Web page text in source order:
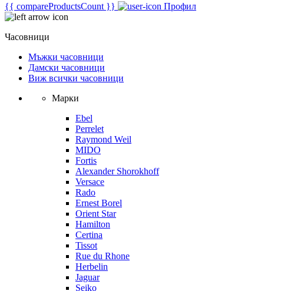
{{ compareProductsCount }}
Профил
Часовници
Мъжки часовници
Дамски часовници
Виж всички часовници
Марки
Ebel
Perrelet
Raymond Weil
MIDO
Fortis
Alexander Shorokhoff
Versace
Rado
Ernest Borel
Orient Star
Hamilton
Certina
Tissot
Rue du Rhone
Herbelin
Jaguar
Seiko